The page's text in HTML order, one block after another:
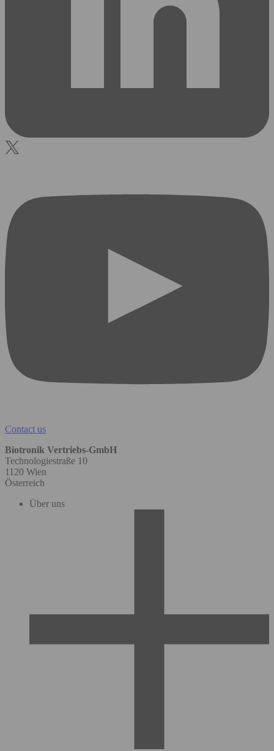
Contact us
Biotronik Vertriebs-GmbH
Technologiestraße 10
1120 Wien
Österreich
Über uns